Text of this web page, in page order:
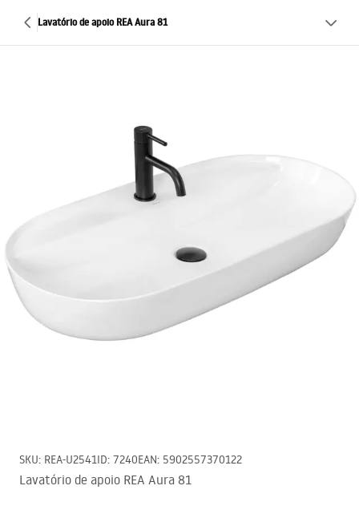
Lavatório de apoio REA Aura 81
SKU: REA-U2541ID: 7240EAN: 5902557370122
Lavatório de apoio REA Aura 81